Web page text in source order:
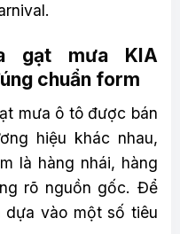
gạt mưa KIA
chuẩn form
mưa ô tô được bán
hiệu khác nhau,
là hàng nhái, hàng
rõ nguồn gốc. Để
dựa vào một số tiêu